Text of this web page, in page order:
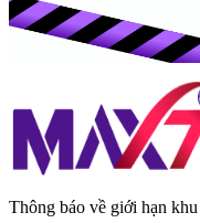
Thông báo về giới hạn